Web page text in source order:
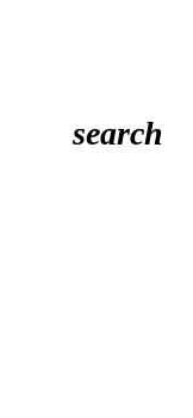
search